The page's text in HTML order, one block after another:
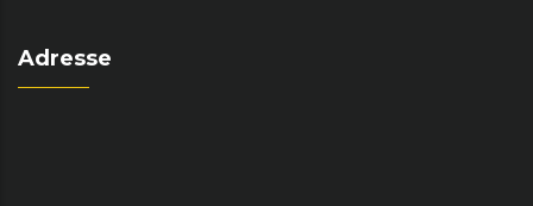
Adresse